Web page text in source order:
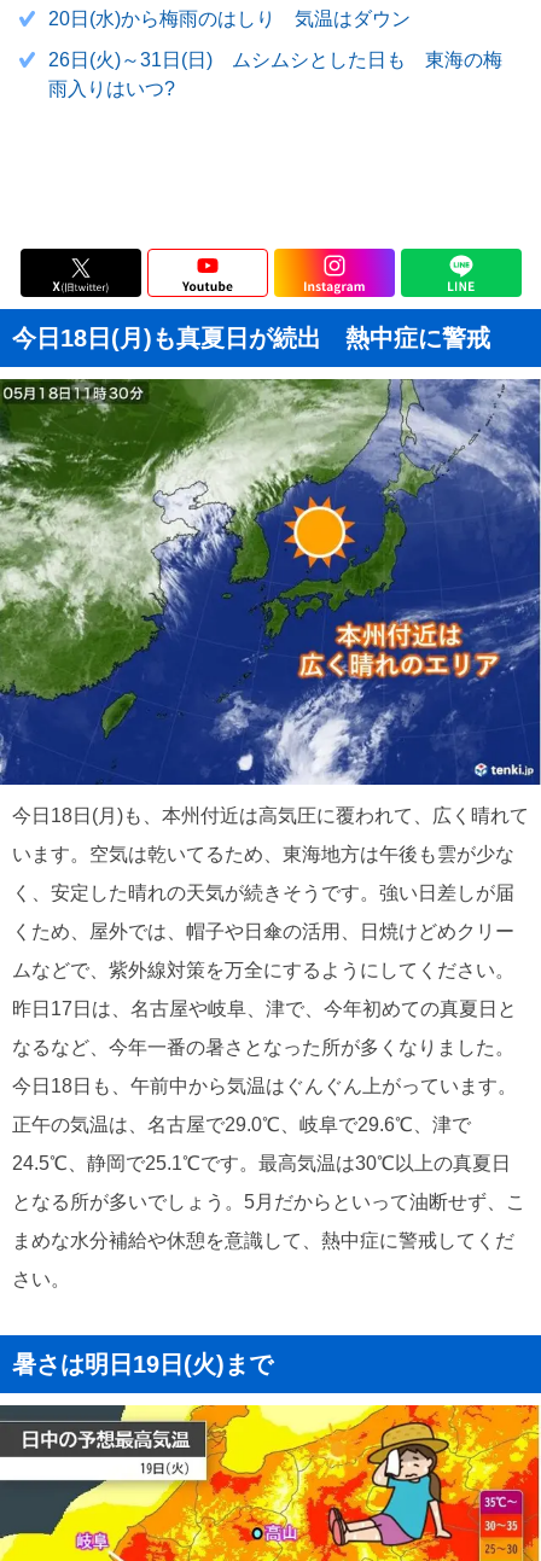
20日(水)から梅雨のはしり 気温はダウン
26日(火)～31日(日) ムシムシとした日も 東海の梅
雨入りはいつ?
今日18日(月)も真夏日が続出 熱中症に警戒
今日18日(月)も、本州付近は高気圧に覆われて、広く晴れて
います。空気は乾いてるため、東海地方は午後も雲が少な
く、安定した晴れの天気が続きそうです。強い日差しが届
くため、屋外では、帽子や日傘の活用、日焼けどめクリー
ムなどで、紫外線対策を万全にするようにしてください。
昨日17日は、名古屋や岐阜、津で、今年初めての真夏日と
なるなど、今年一番の暑さとなった所が多くなりました。
今日18日も、午前中から気温はぐんぐん上がっています。
正午の気温は、名古屋で29.0℃、岐阜で29.6℃、津で
24.5℃、静岡で25.1℃です。最高気温は30℃以上の真夏日
となる所が多いでしょう。5月だからといって油断せず、こ
まめな水分補給や休憩を意識して、熱中症に警戒してくだ
さい。
暑さは明日19日(火)まで